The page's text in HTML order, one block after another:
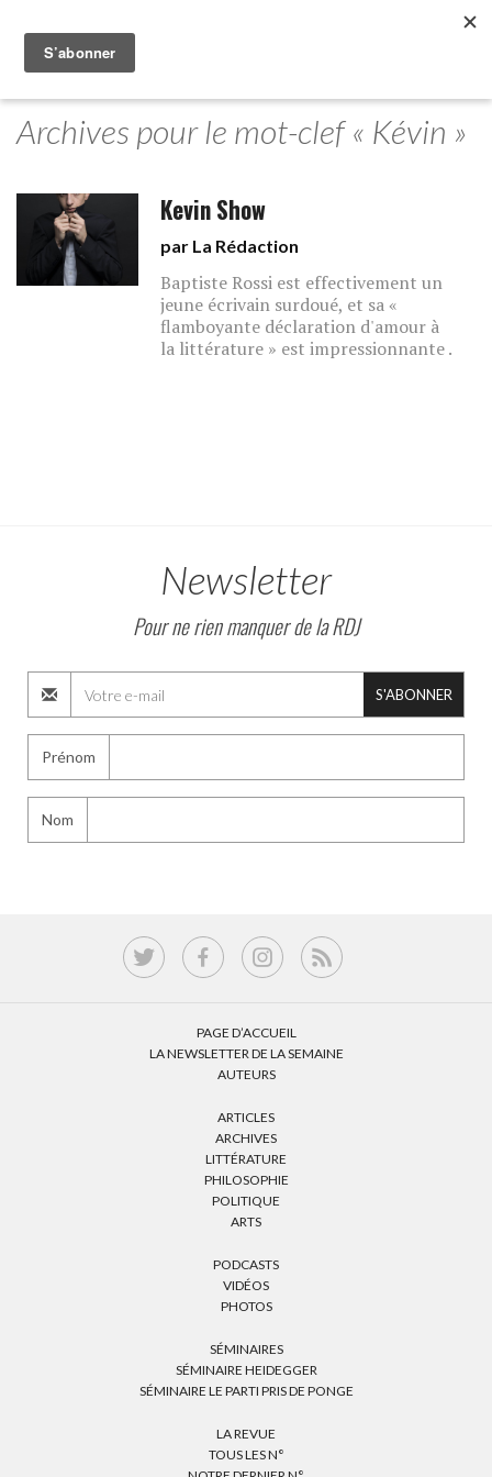
Archives pour le mot-clef « Kévin »
Kevin Show
par La Rédaction
Baptiste Rossi est effectivement un
jeune écrivain surdoué, et sa «
flamboyante déclaration d'amour à
la littérature » est impressionnante .
Newsletter
Pour ne rien manquer de la RDJ
S'ABONNER
Prénom
Nom
PAGE D’ACCUEIL
LA NEWSLETTER DE LA SEMAINE
AUTEURS
ARTICLES
ARCHIVES
LITTÉRATURE
PHILOSOPHIE
POLITIQUE
ARTS
PODCASTS
VIDÉOS
PHOTOS
SÉMINAIRES
SÉMINAIRE HEIDEGGER
SÉMINAIRE LE PARTI PRIS DE PONGE
LA REVUE
TOUS LES N°